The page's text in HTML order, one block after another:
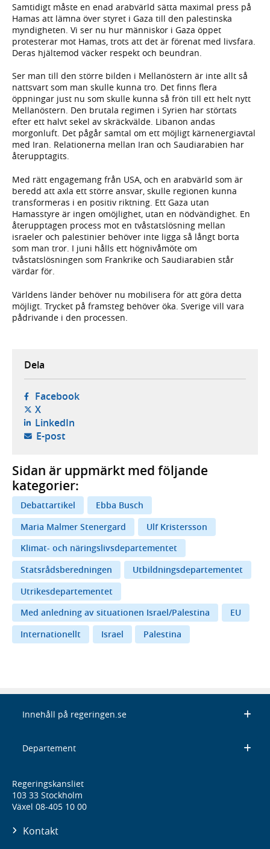
Samtidigt måste en enad arabvärld sätta maximal press på
Hamas att lämna över styret i Gaza till den palestinska
myndigheten. Vi ser nu hur människor i Gaza öppet
protesterar mot Hamas, trots att det är förenat med livsfara.
Deras hjältemod väcker respekt och beundran.
Ser man till den större bilden i Mellanöstern är inte allt så
nattsvart som man skulle kunna tro. Det finns flera
öppningar just nu som skulle kunna så frön till ett helt nytt
Mellanöstern. Den brutala regimen i Syrien har störtats
efter ett halvt sekel av skräckvälde. Libanon andas
morgonluft. Det pågår samtal om ett möjligt kärnenergiavtal
med Iran. Relationerna mellan Iran och Saudiarabien har
återupptagits.
Med rätt engagemang från USA, och en arabvärld som är
beredd att axla ett större ansvar, skulle regionen kunna
transformeras i en positiv riktning. Ett Gaza utan
Hamasstyre är ingen omöjlighet, utan en nödvändighet. En
återupptagen process mot en tvåstatslösning mellan
israeler och palestinier behöver inte ligga så långt borta
som man tror. I juni hålls ett högnivåmöte om
tvåstatslösningen som Frankrike och Saudiarabien står
värdar för.
Världens länder behöver nu mobilisera för att göra detta
möjligt. Trycket på framsteg behöver öka. Sverige vill vara
pådrivande i den processen.
Dela
Facebook- öppnas i ny flik, extern webbplats,
X- öppnas i ny flik, extern webbplats,
LinkedIn- öppnas i ny flik, extern webbplats,
E-post- öppnar din e-postklient,
Sidan är uppmärkt med följande
kategorier:
Debattartikel
Ebba Busch
Maria Malmer Stenergard
Ulf Kristersson
Klimat- och näringslivsdepartementet
Statsrådsberedningen
Utbildningsdepartementet
Utrikesdepartementet
Med anledning av situationen Israel/Palestina
EU
Internationellt
Israel Palestina
Innehåll på regeringen.se
Departement
Regeringskansliet
103 33 Stockholm
Växel 08-405 10 00
Kontakt